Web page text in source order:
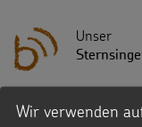
Unser
Wir verwenden